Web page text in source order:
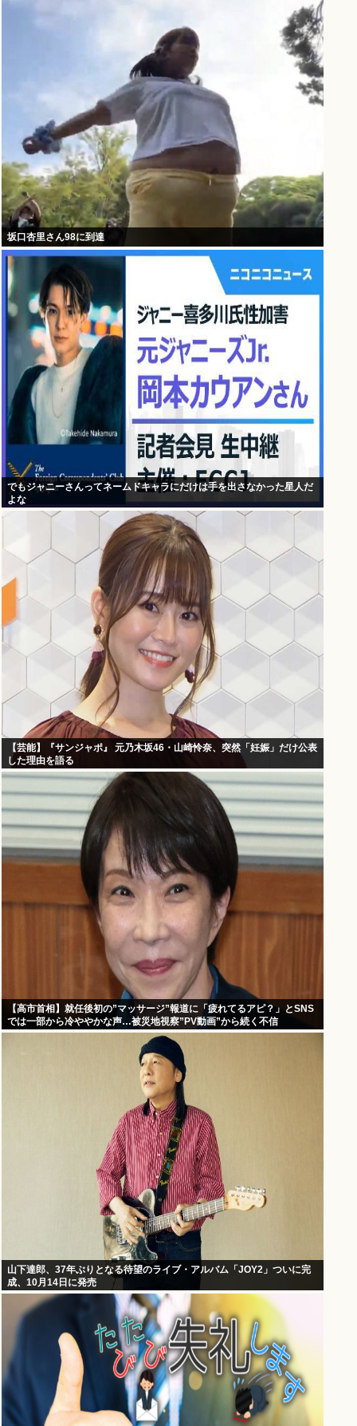
坂口杏里さん98に到達
でもジャニーさんってネームドキャラにだけは手を出さなかった星人だ
よな
【芸能】『サンジャポ』 元乃木坂46・山崎怜奈、突然「妊娠」だけ公表
した理由を語る
【高市首相】就任後初の”マッサージ”報道に「疲れてるアピ？」とSNS
では一部から冷ややかな声…被災地視察”PV動画”から続く不信
山下達郎、37年ぶりとなる待望のライブ・アルバム「JOY2」ついに完
成、10月14日に発売